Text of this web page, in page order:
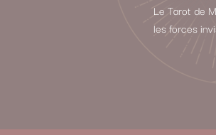
Le Tarot de
les forces